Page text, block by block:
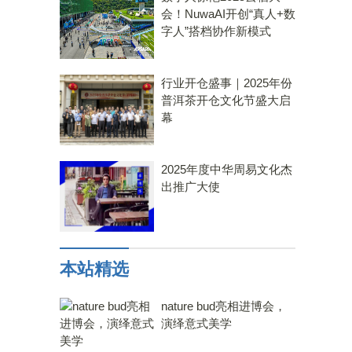
会！NuwaAI开创“真人+数
字人”搭档协作新模式
行业开仓盛事｜2025年份
普洱茶开仓文化节盛大启
幕
2025年度中华周易文化杰
出推广大使
本站精选
nature bud亮相进博会，
演绎意式美学